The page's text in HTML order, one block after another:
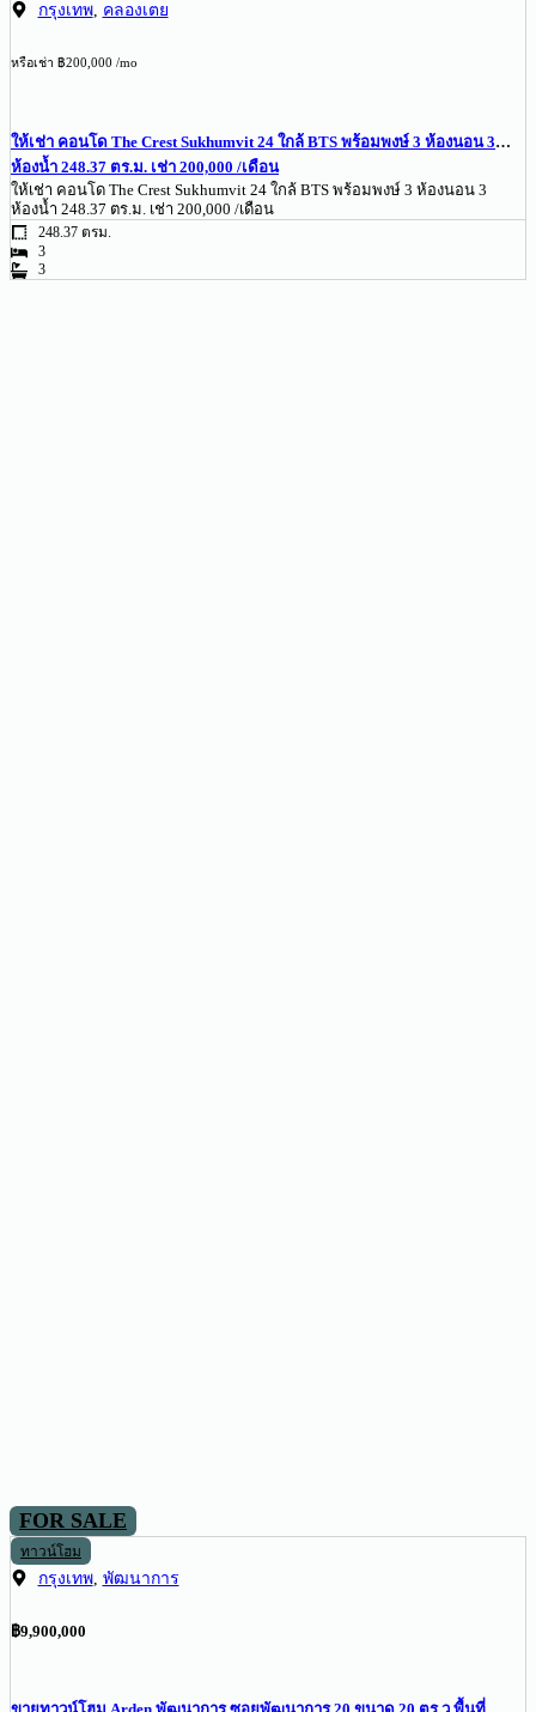
กรุงเทพ, คลองเตย
หรือเช่า ฿200,000 /mo
ให้เช่า คอนโด The Crest Sukhumvit 24 ใกล้ BTS พร้อมพงษ์ 3 ห้องนอน 3
ห้องน้ำ 248.37 ตร.ม. เช่า 200,000 /เดือน
ให้เช่า คอนโด The Crest Sukhumvit 24 ใกล้ BTS พร้อมพงษ์ 3 ห้องนอน 3
ห้องน้ำ 248.37 ตร.ม. เช่า 200,000 /เดือน
248.37 ตรม.
3
3
FOR SALE
ทาวน์โฮม
กรุงเทพ, พัฒนาการ
฿9,900,000